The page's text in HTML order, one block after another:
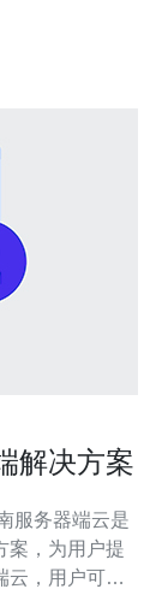
解决方案
案，为用户提
云，用户可以